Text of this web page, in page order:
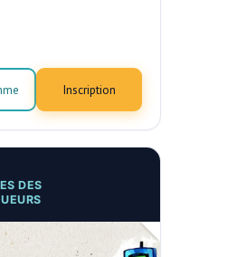
Inscription
DES